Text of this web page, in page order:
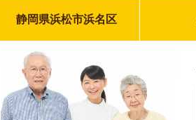
静岡県浜松市浜名区